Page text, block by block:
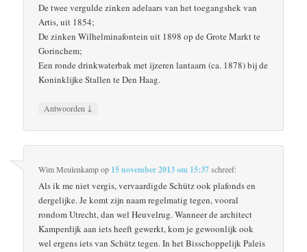
De twee vergulde zinken adelaars van het toegangshek van
Artis, uit 1854;
De zinken Wilhelminafontein uit 1898 op de Grote Markt te
Gorinchem;
Een ronde drinkwaterbak met ijzeren lantaarn (ca. 1878) bij de
Koninklijke Stallen te Den Haag.
Antwoorden ↓
Wim Meulenkampop 15 november 2013 om 15:37schreef:
Als ik me niet vergis, vervaardigde Schütz ook plafonds en
dergelijke. Je komt zijn naam regelmatig tegen, vooral
rondom Utrecht, dan wel Heuvelrug. Wanneer de architect
Kamperdijk aan iets heeft gewerkt, kom je gewoonlijk ook
wel ergens iets van Schütz tegen. In het Bisschoppelijk Paleis